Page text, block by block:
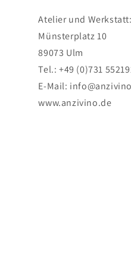
Atelier und Werkstatt:
Münsterplatz 10
89073 Ulm
Tel.: +49 (0)731
E-Mail:
www.anzivino.de